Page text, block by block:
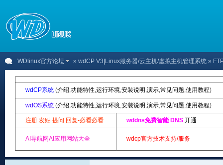
WDlinux官方论坛 » wdCP V3|Linux服务器/云主机/虚拟主机管理系统 »
wdCP系统 (介绍,功能特性,运行环境,安装说明 ,演示,常见问题,使用教程)
wdOS系统 (介绍,功能特性,运行环境,安装说明 ,演示,常见问题,使用教程)
注册 发贴 提问 回复-必看必看 wddns免费智能 DNS 开通
AI导航网AI应用网站大全 wdcp官方技术支持/服务